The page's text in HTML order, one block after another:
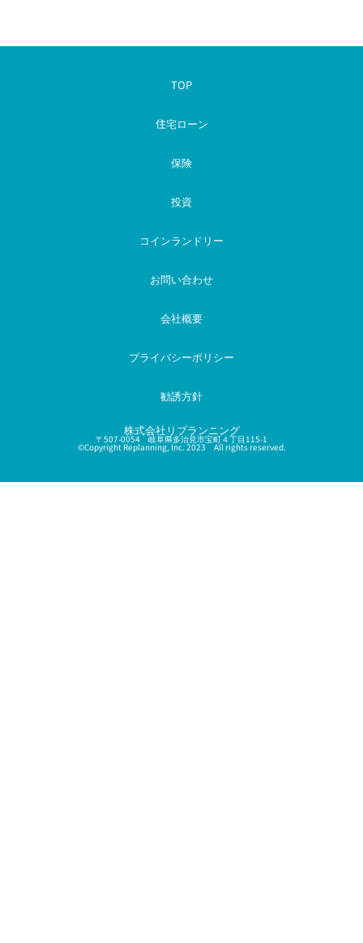
TOP
住宅ローン
保険
投資
コインランドリー
お問い合わせ
会社概要
プライバシーポリシー
勧誘方針
株式会社リプランニング
〒507-0054 岐阜県多治見市宝町４丁目115-1
©Copyright Replanning, Inc. 2023 All rights reserved.